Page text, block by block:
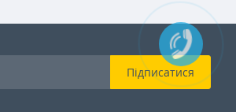
Підписатися